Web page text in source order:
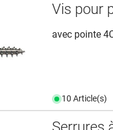
Vis pour
avec pointe
10 Article(s)